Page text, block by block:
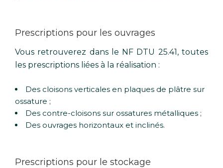
Prescriptions pour les ouvrages
Vous retrouverez dans le NF DTU 25.41, toutes
les prescriptions liées à la réalisation :
Des cloisons verticales en plaques de plâtre sur
ossature ;
Des contre-cloisons sur ossatures métalliques ;
Des ouvrages horizontaux et inclinés.
Prescriptions pour le stockage